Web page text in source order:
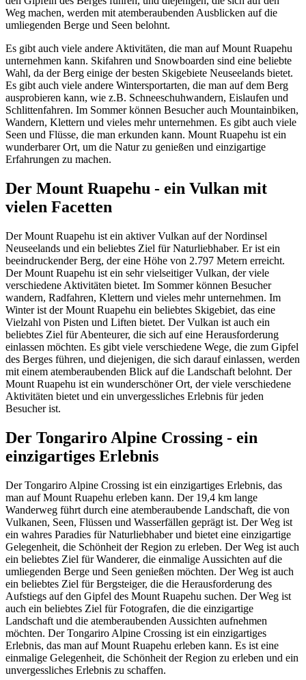
Weg machen, werden mit atemberaubenden Ausblicken auf die
umliegenden Berge und Seen belohnt.
Es gibt auch viele andere Aktivitäten, die man auf Mount Ruapehu
unternehmen kann. Skifahren und Snowboarden sind eine beliebte
Wahl, da der Berg einige der besten Skigebiete Neuseelands bietet.
Es gibt auch viele andere Wintersportarten, die man auf dem Berg
ausprobieren kann, wie z.B. Schneeschuhwandern, Eislaufen und
Schlittenfahren. Im Sommer können Besucher auch Mountainbiken,
Wandern, Klettern und vieles mehr unternehmen. Es gibt auch viele
Seen und Flüsse, die man erkunden kann. Mount Ruapehu ist ein
wunderbarer Ort, um die Natur zu genießen und einzigartige
Erfahrungen zu machen.
Der Mount Ruapehu - ein Vulkan mit
vielen Facetten
Der Mount Ruapehu ist ein aktiver Vulkan auf der Nordinsel
Neuseelands und ein beliebtes Ziel für Naturliebhaber. Er ist ein
beeindruckender Berg, der eine Höhe von 2.797 Metern erreicht.
Der Mount Ruapehu ist ein sehr vielseitiger Vulkan, der viele
verschiedene Aktivitäten bietet. Im Sommer können Besucher
wandern, Radfahren, Klettern und vieles mehr unternehmen. Im
Winter ist der Mount Ruapehu ein beliebtes Skigebiet, das eine
Vielzahl von Pisten und Liften bietet. Der Vulkan ist auch ein
beliebtes Ziel für Abenteurer, die sich auf eine Herausforderung
einlassen möchten. Es gibt viele verschiedene Wege, die zum Gipfel
des Berges führen, und diejenigen, die sich darauf einlassen, werden
mit einem atemberaubenden Blick auf die Landschaft belohnt. Der
Mount Ruapehu ist ein wunderschöner Ort, der viele verschiedene
Aktivitäten bietet und ein unvergessliches Erlebnis für jeden
Besucher ist.
Der Tongariro Alpine Crossing - ein
einzigartiges Erlebnis
Der Tongariro Alpine Crossing ist ein einzigartiges Erlebnis, das
man auf Mount Ruapehu erleben kann. Der 19,4 km lange
Wanderweg führt durch eine atemberaubende Landschaft, die von
Vulkanen, Seen, Flüssen und Wasserfällen geprägt ist. Der Weg ist
ein wahres Paradies für Naturliebhaber und bietet eine einzigartige
Gelegenheit, die Schönheit der Region zu erleben. Der Weg ist auch
ein beliebtes Ziel für Wanderer, die einmalige Aussichten auf die
umliegenden Berge und Seen genießen möchten. Der Weg ist auch
ein beliebtes Ziel für Bergsteiger, die die Herausforderung des
Aufstiegs auf den Gipfel des Mount Ruapehu suchen. Der Weg ist
auch ein beliebtes Ziel für Fotografen, die die einzigartige
Landschaft und die atemberaubenden Aussichten aufnehmen
möchten. Der Tongariro Alpine Crossing ist ein einzigartiges
Erlebnis, das man auf Mount Ruapehu erleben kann. Es ist eine
einmalige Gelegenheit, die Schönheit der Region zu erleben und ein
unvergessliches Erlebnis zu schaffen.